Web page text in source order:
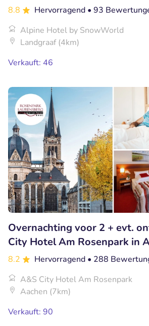
8.8 Hervorragend • 93
Alpine Hotel by SnowWorld
Landgraaf (4km)
Verkauft: 46
Overnachting voor 2 + evt.
City Hotel Am Rosenpark in
8.2 Hervorragend • 288
A&S City Hotel Am Rosenpark
Aachen (7km)
Verkauft: 90